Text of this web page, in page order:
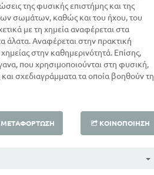
της φυσικής επιστήμης και της
των σωμάτων, καθώς και του ήχου, του
με τη χημεία αναφέρεται στα
άλατα. Αναφέρεται στην πρακτική
στην καθημερινότητά. Επίσης,
που χρησιμοποιούνται στη φυσική,
και σχεδιαγράμματα τα οποία βοηθούν τη
ΚΟΙΝΟΠΟΊΗΣΗ